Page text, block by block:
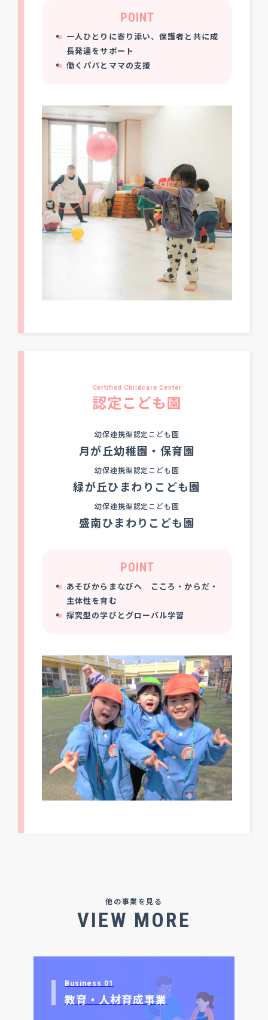
POINT
一人ひとりに寄り添い、保護者と共に成
長発達をサポート
働くパパとママの支援
Certified Childcare Center
認定こども園
幼保連携型認定こども園
月が丘幼稚園・保育園
幼保連携型認定こども園
緑が丘ひまわりこども園
幼保連携型認定こども園
盛南ひまわりこども園
POINT
あそびからまなびへ こころ・からだ・
主体性を育む
探究型の学びとグローバル学習
他の事業を見る
VIEW MORE
Business 01
教育・人材育成事業